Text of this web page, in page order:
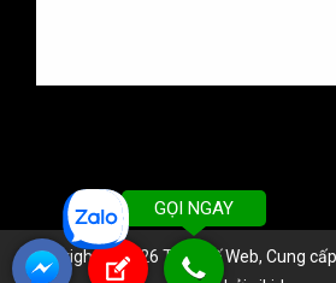
Copyright © 2026 Thiết kế Web, Cung
GỌI NGAY